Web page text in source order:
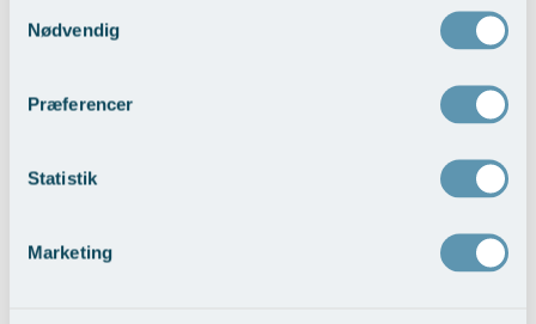
Nødvendig
Præferencer
Statistik
Marketing
specialer og behandlingstyper samt om den spændende
teknologiske udvikling, så tilmeld dig nyhedsbrevet her.